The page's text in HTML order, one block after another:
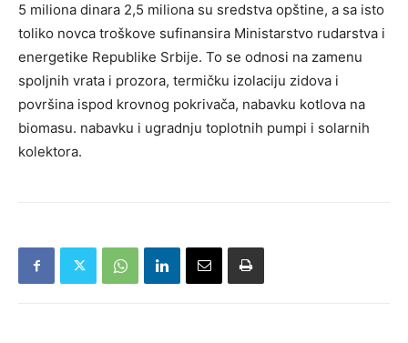
5 miliona dinara 2,5 miliona su sredstva opštine, a sa isto
toliko novca troškove sufinansira Ministarstvo rudarstva i
energetike Republike Srbije. To se odnosi na zamenu
spoljnih vrata i prozora, termičku izolaciju zidova i
površina ispod krovnog pokrivača, nabavku kotlova na
biomasu. nabavku i ugradnju toplotnih pumpi i solarnih
kolektora.